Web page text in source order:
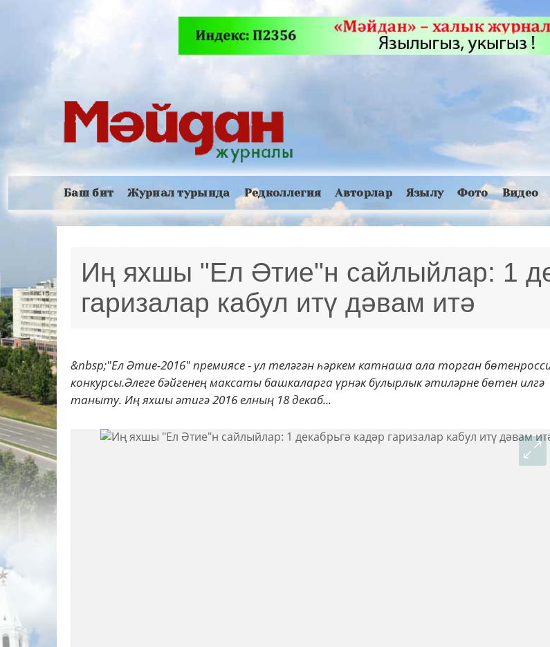
Баш бит Журнал турында Редколлегия Авторлар Язылу Фото Видео
Иң яхшы "Ел Әтие"н сайлыйлар: 1
гаризалар кабул итү дәвам итә
&nbsp;"Ел Әтие-2016" премиясе - ул теләгән һәркем катнаша ала торган
конкурсы.Әлеге бәйгенең максаты башкаларга үрнәк булырлык әтиләрне бөтен илгә
таныту. Иң яхшы әтигә 2016 елның 18 декаб...